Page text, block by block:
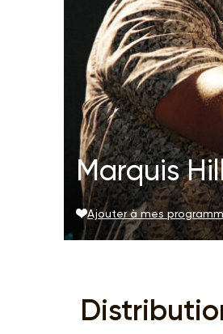
Marquis
Ajouter à mes